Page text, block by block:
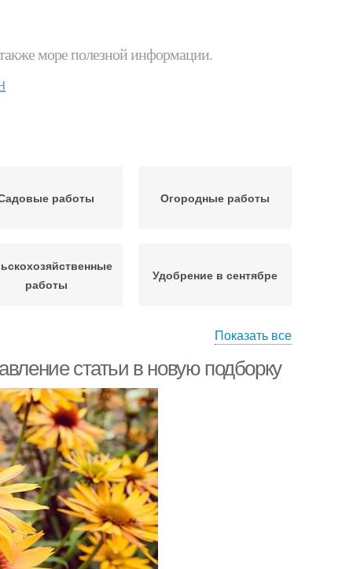
море полезной информации.
работы Огородные работы
работы
Удобрение в сентябре
Показать все
статьи в новую подборку